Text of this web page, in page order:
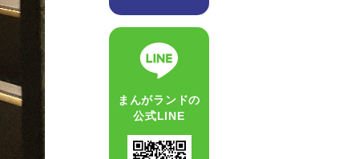
まんがランドの
公式LINE